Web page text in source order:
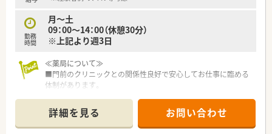
勤務
時間
月～土
09：00～14：00（休憩30分）
※上記より週3日
≪薬局について≫
■門前のクリニックとの関係性良好で安心してお仕事に臨める
体制があります。
元の方も歓迎です。
■社長も現場に入っているので相談しやすい環境が整っており
ます。
詳細を見る お問い合わせ